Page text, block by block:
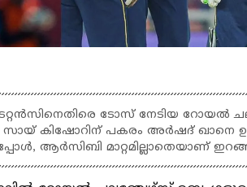
ടോസ് നേടിയ റോയല്‍
കിഷോറിന് പകരം അര്‍ഷദ് ഖാനെ
ആര്‍സിബി മാറ്റമില്ലാതെയാണ്